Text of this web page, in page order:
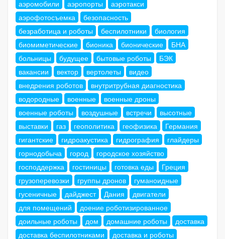
аэромобили
аэропорты
аэротакси
аэрофотосъемка
безопасность
безработица и роботы
беспилотники
биология
биомиметические
бионика бионические
БНА
больницы
будущее бытовые роботы
БЭК
вакансии
вектор вертолеты
видео
внедрения роботов
внутритрубная диагностика
водородные
военные
военные дроны
военные роботы
воздушные встречи
высотные
выставки
газ геополитика геофизика
Германия
гигантские
гидроакустика гидрография
глайдеры
горнодобыча
город
городское хозяйство
господдержка
гостиницы готовка еды
Греция
грузоперевозки
группы дронов
гуманоидные
гусеничные
дайджест Дания
двигатели
для помещений
доение роботизированное
доильные роботы
дом домашние роботы
доставка
доставка беспилотниками
доставка и роботы